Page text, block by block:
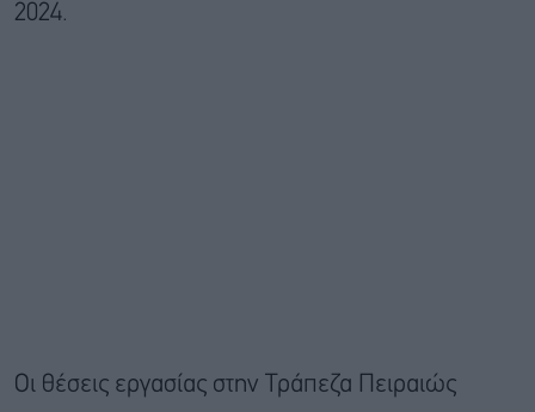
2024.
Οι θέσεις εργασίας στην Τράπεζα Πειραιώς